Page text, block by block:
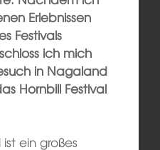
Erlebnissen
Festivals
ich mich
in Nagaland
Hornbill Festival
ein großes